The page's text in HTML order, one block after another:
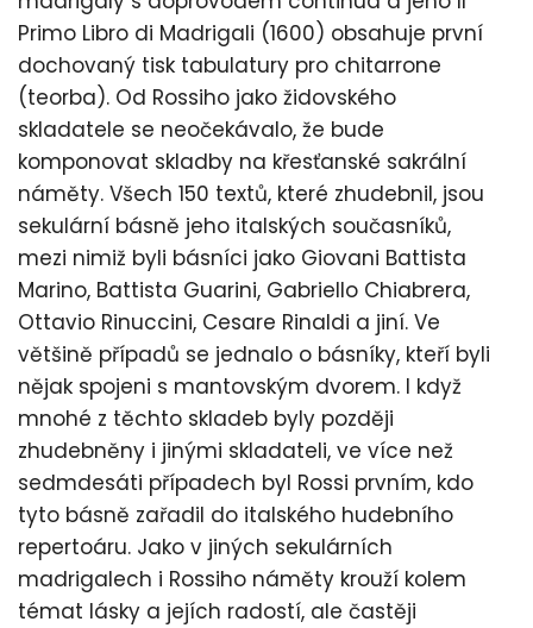
Primo Libro di Madrigali (1600) obsahuje první
dochovaný tisk tabulatury pro chitarrone
(teorba). Od Rossiho jako židovského
skladatele se neočekávalo, že bude
komponovat skladby na křesťanské sakrální
náměty. Všech 150 textů, které zhudebnil, jsou
sekulární básně jeho italských současníků,
mezi nimiž byli básníci jako Giovani Battista
Marino, Battista Guarini, Gabriello Chiabrera,
Ottavio Rinuccini, Cesare Rinaldi a jiní. Ve
většině případů se jednalo o básníky, kteří byli
nějak spojeni s mantovským dvorem. I když
mnohé z těchto skladeb byly později
zhudebněny i jinými skladateli, ve více než
sedmdesáti případech byl Rossi prvním, kdo
tyto básně zařadil do italského hudebního
repertoáru. Jako v jiných sekulárních
madrigalech i Rossiho náměty krouží kolem
témat lásky a jejích radostí, ale častěji